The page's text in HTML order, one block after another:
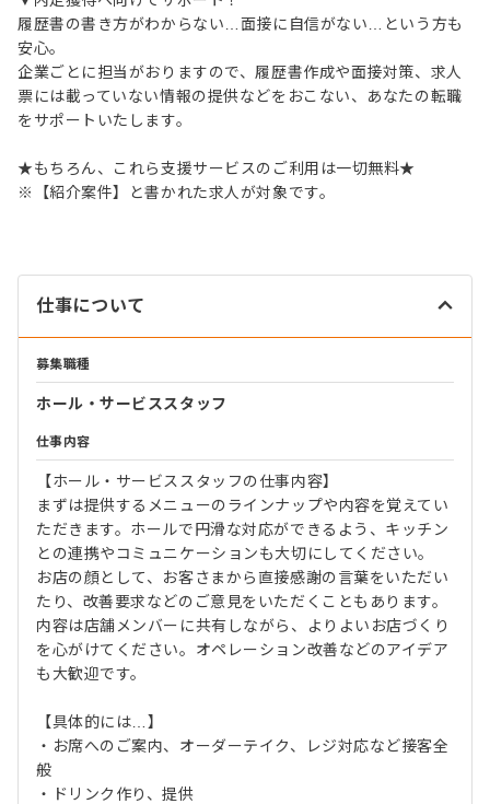
履歴書の書き方がわからない…面接に自信がない…という方も
安心。
企業ごとに担当がおりますので、履歴書作成や面接対策、求人
票には載っていない情報の提供などをおこない、あなたの転職
をサポートいたします。
★もちろん、これら支援サービスのご利用は一切無料★
※【紹介案件】と書かれた求人が対象です。
仕事について
募集職種
ホール・サービススタッフ
仕事内容
【ホール・サービススタッフの仕事内容】
まずは提供するメニューのラインナップや内容を覚えてい
ただきます。ホールで円滑な対応ができるよう、キッチン
との連携やコミュニケーションも大切にしてください。
お店の顔として、お客さまから直接感謝の言葉をいただい
たり、改善要求などのご意見をいただくこともあります。
内容は店舗メンバーに共有しながら、よりよいお店づくり
を心がけてください。オペレーション改善などのアイデア
も大歓迎です。
【具体的には…】
・お席へのご案内、オーダーテイク、レジ対応など接客全
般
・ドリンク作り、提供